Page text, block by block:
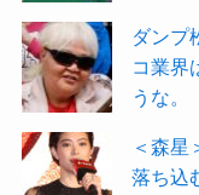
ダンプ
コ業界
うな。
＜森星
落ち込